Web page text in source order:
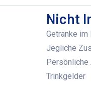
Nicht
Getränke im
Jegliche
Persönliche
Trinkgelder